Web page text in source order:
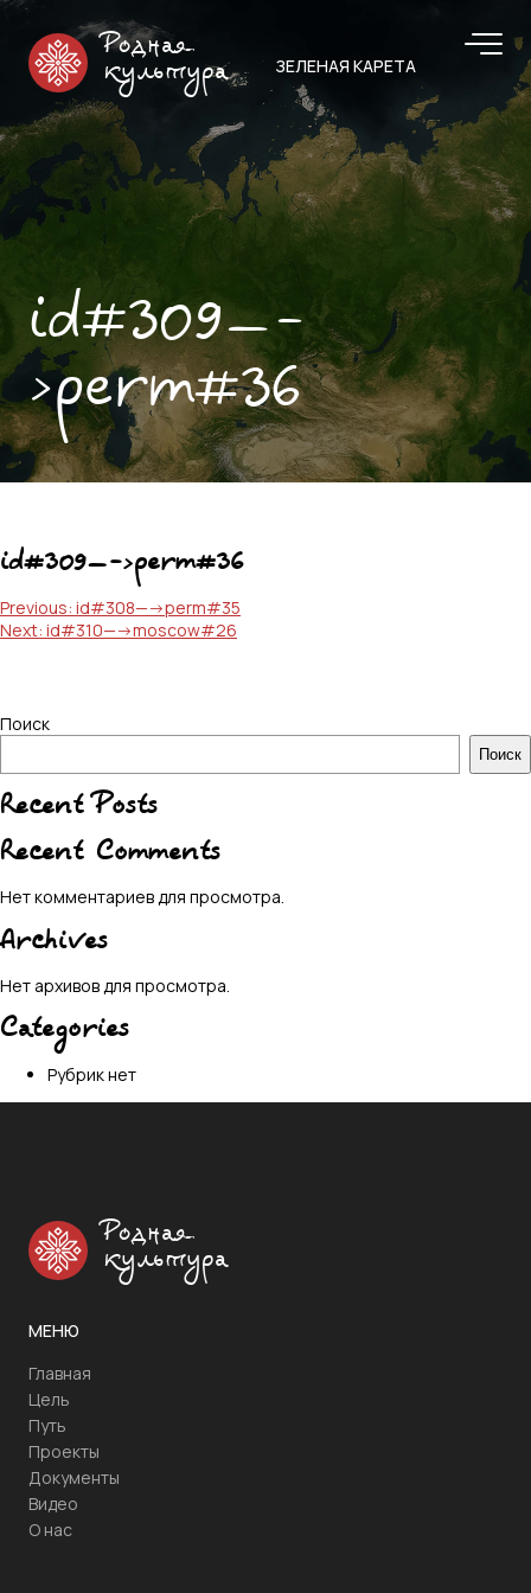
Родная
культура
ЗЕЛЕНАЯ КАРЕТА
id#309—-
>perm#36
id#309—->perm#36
Навигация
по
Previous: id#308—->perm#35
Next: id#310—->moscow#26
Поиск
Поиск
Recent Posts
Recent Comments
Нет комментариев для просмотра.
Archives
Нет архивов для просмотра.
Categories
Рубрик нет
Родная
культура
МЕНЮ
Главная
Цель
Путь
Проекты
Документы
Видео
О нас